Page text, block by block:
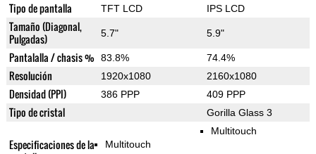
Tipo de pantalla TFT LCD IPS LCD
Tamaño (Diagonal,
Pulgadas)
5.7" 5.9"
Pantalalla / chasis % 83.8% 74.4%
Resolución 1920x1080 2160x1080
Densidad (PPI) 386 PPP 409 PPP
Tipo de cristal Gorilla Glass 3
Especificaciones de la
Multitouch
Multitouch